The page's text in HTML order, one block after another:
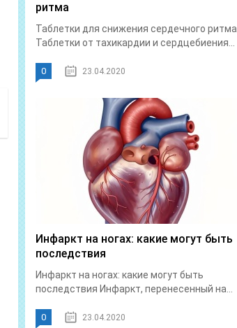
ритма
Таблетки для снижения сердечного ритма
Таблетки от тахикардии и сердцебиения...
0 23.04.2020
Инфаркт на ногах: какие могут быть
последствия
Инфаркт на ногах: какие могут быть
последствия Инфаркт, перенесенный на...
0 23.04.2020